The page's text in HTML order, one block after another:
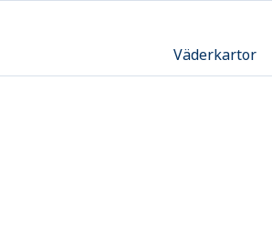
Väderkartor